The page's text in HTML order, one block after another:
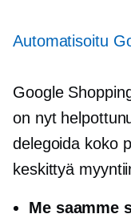
Automatisoitu
Google
on nyt
delegoida koko
keskittyä
Me saamme